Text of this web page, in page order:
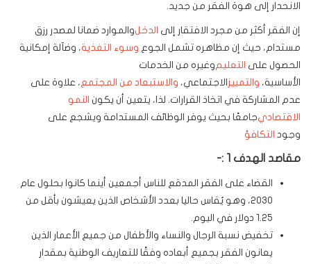
الانحدار إلى هوة الفقر من جديد.
إن الفقر أكثر من مجرد الافتقار إلى الدخلوالموارد ضمانا لمصدر رزق
مستدام، حيث إن مظاهره تشمل الجوع وسوء التغذية، وضآلة إمكانية
الحصول على التعليموغيره من الخدمات
الأساسية، والتمييز الاجتماعي، والاستبعاد من المجتمع، علاوة على
عدم المشاركة في اتخاذ القرارات. لذا، يتعين أن يكون النمو
الاقتصاديجامعًا بحيث يوفر الوظائف المستدامة ويشجع على
وجود التكافؤ
مقاصد الهدف 1 :-
القضاء على الفقر المدقع للناس أجمعين أينما كانوا بحلول عام
2030، وهو يُقاس حاليا بعدد الأشخاص الذين يعيشون بأقل من
1.25 دولار في اليوم.
تخفيض نسبة الرجال والنساء والأطفال من جميع الأعمار الذين
يعانون الفقر بجميع أبعاده وفقًا للتعاريف الوطنية بمقدار